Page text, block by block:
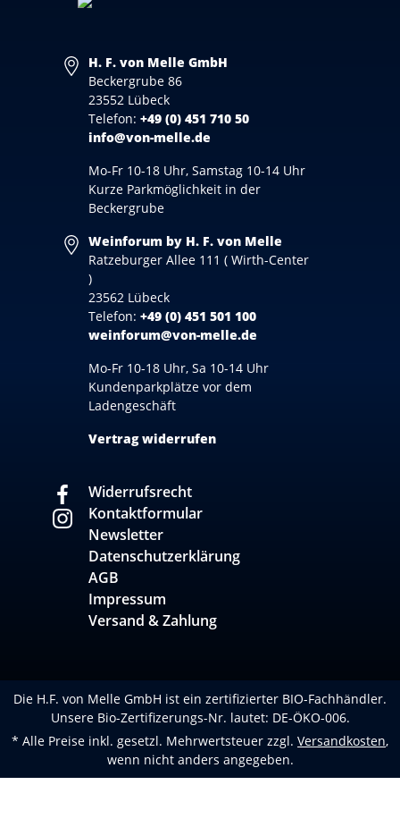
H. F. von Melle GmbH
Beckergrube 86
23552 Lübeck
Telefon: +49 (0) 451 710 50
info@von-melle.de
Mo-Fr 10-18 Uhr, Samstag 10-14 Uhr
Kurze Parkmöglichkeit in der
Beckergrube
Weinforum by H. F. von Melle
Ratzeburger Allee 111 ( Wirth-Center
)
23562 Lübeck
Telefon: +49 (0) 451 501 100
weinforum@von-melle.de
Mo-Fr 10-18 Uhr, Sa 10-14 Uhr
Kundenparkplätze vor dem
Ladengeschäft
Vertrag widerrufen
Widerrufsrecht
Kontaktformular
Newsletter
Datenschutzerklärung
AGB
Impressum
Versand & Zahlung
Die H.F. von Melle GmbH ist ein zertifizierter BIO-Fachhändler.
Unsere Bio-Zertifizerungs-Nr. lautet: DE-ÖKO-006.
* Alle Preise inkl. gesetzl. Mehrwertsteuer zzgl. Versandkosten,
wenn nicht anders angegeben.